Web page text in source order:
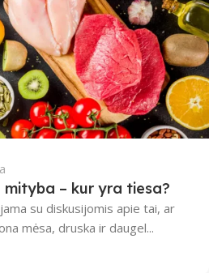
mityba – kur yra tiesa?
su diskusijomis apie tai, ar
mėsa, druska ir daugel...